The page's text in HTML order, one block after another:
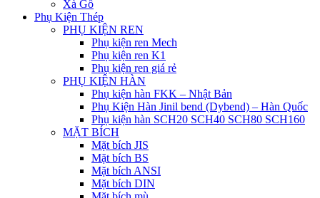
Xà Gồ
Phụ Kiện Thép
PHỤ KIỆN REN
Phụ kiện ren Mech
Phụ kiện ren K1
Phụ kiện ren giá rẻ
PHỤ KIỆN HÀN
Phụ kiện hàn FKK – Nhật Bản
Phụ Kiện Hàn Jinil bend (Dybend) – Hàn Quốc
Phụ kiện hàn SCH20 SCH40 SCH80 SCH160
MẶT BÍCH
Mặt bích JIS
Mặt bích BS
Mặt bích ANSI
Mặt bích DIN